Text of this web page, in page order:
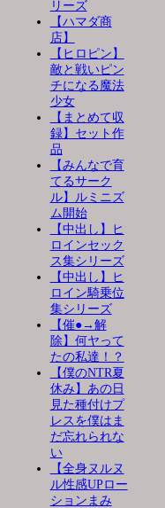
リーズ
【ハマダ商
店】
【ヒロピン】
敵と戦いピン
チになる魔法
少女
【まとめて収
録】セット作
品
【みんなで育
てるサーク
ル】ルミニズ
ム開始
【中出し】ヒ
ロインセック
ス集シリーズ
【中出し】ヒ
ロイン騎乗位
集シリーズ
【催●→解
除】何ヤって
たの私達！？
【僕のNTR夏
休み】あの日
見た種付けプ
レスを僕はま
だ忘れられな
い
【全身ヌルヌ
ル性感UPロー
ションまみ